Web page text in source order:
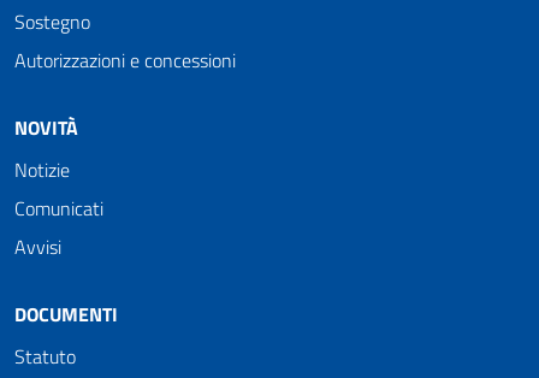
Sostegno
Autorizzazioni e concessioni
NOVITÀ
Notizie
Comunicati
Avvisi
DOCUMENTI
Statuto